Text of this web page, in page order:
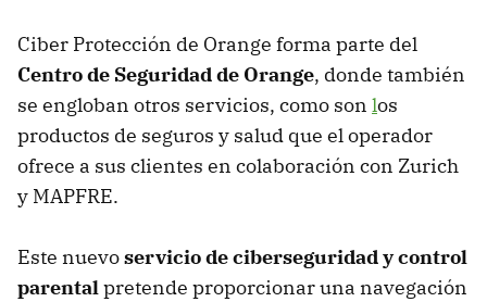
Ciber Protección de Orange forma parte del
Centro de Seguridad de Orange, donde también
se engloban otros servicios, como son los
productos de seguros y salud que el operador
ofrece a sus clientes en colaboración con Zurich
y MAPFRE.
Este nuevoservicio de ciberseguridad y control
parentalpretende proporcionar una navegación